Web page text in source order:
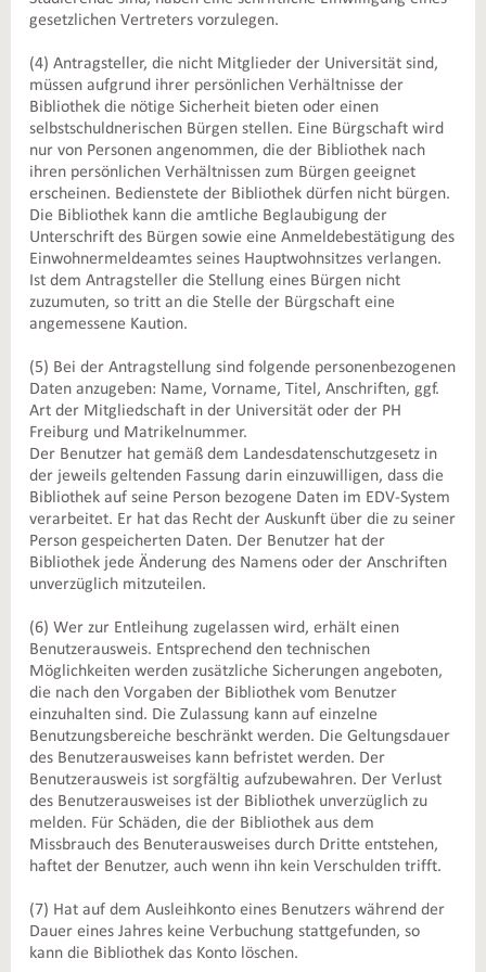
gesetzlichen Vertreters vorzulegen.
(4) Antragsteller, die nicht Mitglieder der Universität sind,
müssen aufgrund ihrer persönlichen Verhältnisse der
Bibliothek die nötige Sicherheit bieten oder einen
selbstschuldnerischen Bürgen stellen. Eine Bürgschaft wird
nur von Personen angenommen, die der Bibliothek nach
ihren persönlichen Verhältnissen zum Bürgen geeignet
erscheinen. Bedienstete der Bibliothek dürfen nicht bürgen.
Die Bibliothek kann die amtliche Beglaubigung der
Unterschrift des Bürgen sowie eine Anmeldebestätigung des
Einwohnermeldeamtes seines Hauptwohnsitzes verlangen.
Ist dem Antragsteller die Stellung eines Bürgen nicht
zuzumuten, so tritt an die Stelle der Bürgschaft eine
angemessene Kaution.
(5) Bei der Antragstellung sind folgende personenbezogenen
Daten anzugeben: Name, Vorname, Titel, Anschriften, ggf.
Art der Mitgliedschaft in der Universität oder der PH
Freiburg und Matrikelnummer.
Der Benutzer hat gemäß dem Landesdatenschutzgesetz in
der jeweils geltenden Fassung darin einzuwilligen, dass die
Bibliothek auf seine Person bezogene Daten im EDV-System
verarbeitet. Er hat das Recht der Auskunft über die zu seiner
Person gespeicherten Daten. Der Benutzer hat der
Bibliothek jede Änderung des Namens oder der Anschriften
unverzüglich mitzuteilen.
(6) Wer zur Entleihung zugelassen wird, erhält einen
Benutzerausweis. Entsprechend den technischen
Möglichkeiten werden zusätzliche Sicherungen angeboten,
die nach den Vorgaben der Bibliothek vom Benutzer
einzuhalten sind. Die Zulassung kann auf einzelne
Benutzungsbereiche beschränkt werden. Die Geltungsdauer
des Benutzerausweises kann befristet werden. Der
Benutzerausweis ist sorgfältig aufzubewahren. Der Verlust
des Benutzerausweises ist der Bibliothek unverzüglich zu
melden. Für Schäden, die der Bibliothek aus dem
Missbrauch des Benuterausweises durch Dritte entstehen,
haftet der Benutzer, auch wenn ihn kein Verschulden trifft.
(7) Hat auf dem Ausleihkonto eines Benutzers während der
Dauer eines Jahres keine Verbuchung stattgefunden, so
kann die Bibliothek das Konto löschen.